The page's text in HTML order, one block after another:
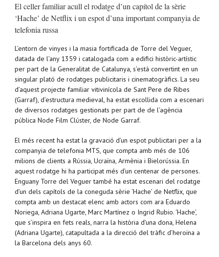
El celler familiar acull el rodatge d’un capítol de la sèrie
‘Hache’ de Netflix i un espot d’una important companyia de
telefonia russa
L’entorn de vinyes i la masia fortificada de Torre del Veguer,
datada de l’any 1359 i catalogada com a edifici històric-artístic
per part de la Generalitat de Catalunya, s’està convertint en un
singular plató de rodatges publicitaris i cinematogràfics. La seu
d’aquest projecte familiar vitivinícola de Sant Pere de Ribes
(Garraf), d’estructura medieval, ha estat escollida com a escenari
de diversos rodatges gestionats per part de de l’agència
pública Node Film Clúster, de Node Garraf.
El més recent ha estat la gravació d’un espot publicitari per a la
companyia de telefonia MTS, que compta amb més de 106
milions de clients a Rússia, Ucraïna, Armènia i Bielorússia. En
aquest rodatge hi ha participat més d’un centenar de persones.
Enguany Torre del Veguer també ha estat escenari del rodatge
d’un dels capítols de la coneguda sèrie ‘Hache’ de Netflix, que
compta amb un destacat elenc amb actors com ara Eduardo
Noriega, Adriana Ugarte, Marc Martínez o Ingrid Rubio. ‘Hache’,
que s’inspira en fets reals, narra la història d’una dona, Helena
(Adriana Ugarte), catapultada a la direcció del tràfic d’heroïna a
la Barcelona dels anys 60.